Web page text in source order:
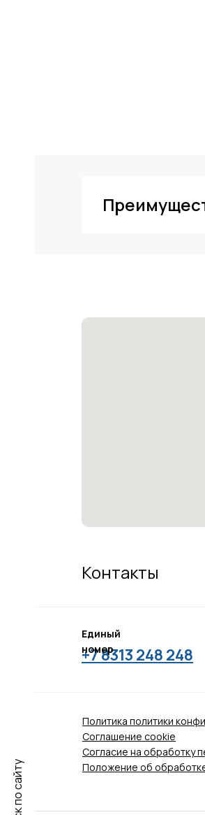
Контакты
+7 8313 248 248
Единый
номер
Политика политики
Соглашение сookie
Согласие на обработку
Положение об